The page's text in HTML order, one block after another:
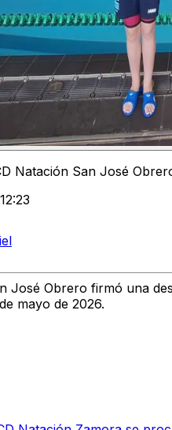
Natación San José
José Obrero firmó una
mayo de 2026.